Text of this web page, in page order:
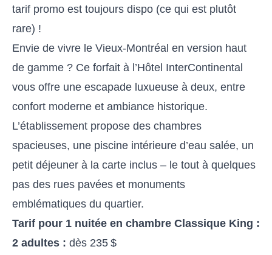
tarif promo est toujours dispo (ce qui est plutôt
rare) !
Envie de vivre le Vieux-Montréal en version haut
de gamme ? Ce forfait à l’Hôtel InterContinental
vous offre une escapade luxueuse à deux, entre
confort moderne et ambiance historique.
L’établissement propose des chambres
spacieuses, une piscine intérieure d’eau salée, un
petit déjeuner à la carte inclus – le tout à quelques
pas des rues pavées et monuments
emblématiques du quartier.
Tarif pour 1 nuitée en chambre Classique King :
2 adultes : dès 235 $